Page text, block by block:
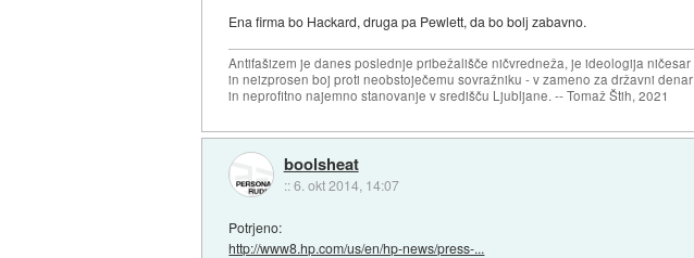
Ena firma bo Hackard, druga pa Pewlett, da bo bolj zabavno.
Antifašizem je danes poslednje pribežališče ničvredneža, je ideologija ničesar
in neizprosen boj proti neobstoječemu sovražniku - v zameno za državni denar
in neprofitno najemno stanovanje v središču Ljubljane. -- Tomaž Štih, 2021
boolsheat
::6. okt 2014, 14:07
Potrjeno:
http://www8.hp.com/us/en/hp-news/press-...